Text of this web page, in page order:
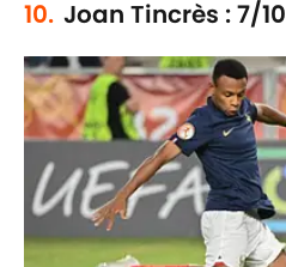
10. Joan Tincrès : 7/10